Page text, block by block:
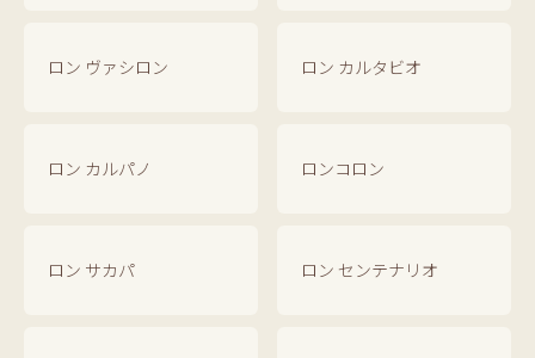
ロン ヴァシロン ロン カルタビオ
ロン カルパノ ロンコロン
ロン サカパ ロン センテナリオ